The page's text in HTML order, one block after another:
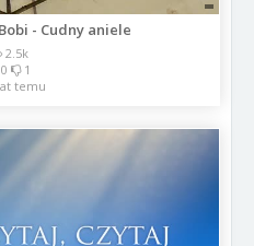
- Cudny aniele
2.5k
1
temu